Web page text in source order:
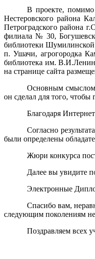
В проекте,
Нестеровского района
Петроградского района
филиала № 30,
библиотеки Шумилинской
п. Ушачи, агрогородка
библиотека им.
на странице сайта
Основным смыслом
он сделал для того, чтобы
Благодаря
Согласно
были определены
Жюри конкурса
Далее вы увидите
Электронные
Спасибо вам,
следующим поколениям
Поздравляем всех